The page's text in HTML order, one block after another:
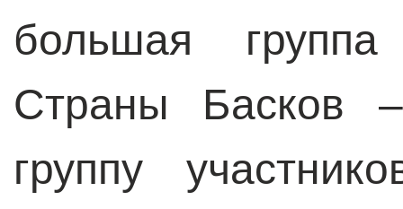
большая
Страны Басков
группу